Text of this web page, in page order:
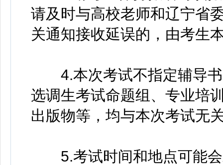
请及时与高校老师和辽宁省
关通知接收延误的，由考生
4.本次考试不指定辅导书
选调生考试命题组、专业培
出版物等，均与本次考试无
5.考试时间和地点可能会